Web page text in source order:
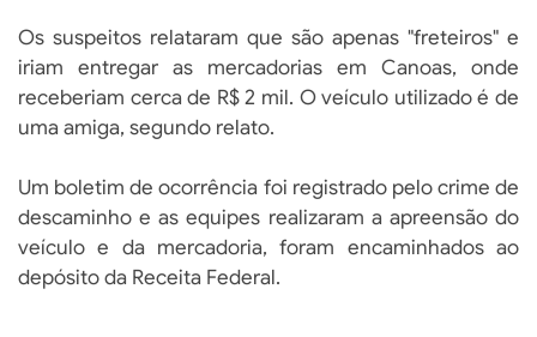
Os suspeitos relataram que são apenas "freteiros" e
iriam entregar as mercadorias em Canoas, onde
receberiam cerca de R$ 2 mil. O veículo utilizado é de
uma amiga, segundo relato.
Um boletim de ocorrência foi registrado pelo crime de
descaminho e as equipes realizaram a apreensão do
veículo e da mercadoria, foram encaminhados ao
depósito da Receita Federal.